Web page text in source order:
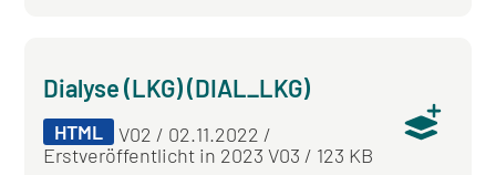
Dialyse (LKG) (DIAL_LKG)
HTML
V02 / 02.11.2022 /
Erstveröffentlicht in 2023 V03 / 123 KB